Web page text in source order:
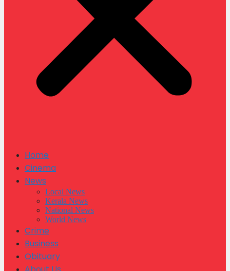
Home
Cinema
News
Local News
Kerala News
National News
World News
Crime
Business
Obituary